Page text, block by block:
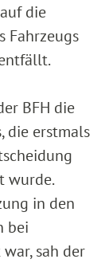
die
Fahrzeugs
BFH die
die erstmals
wurde.
in den
bei
sah der